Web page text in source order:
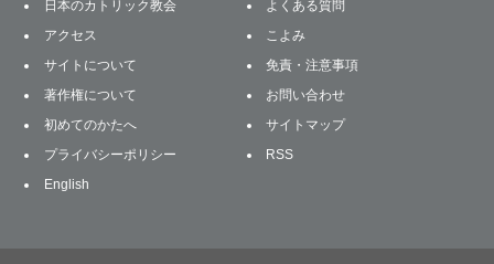
日本のカトリック教会
よくある質問
アクセス
こよみ
サイトについて
免責・注意事項
著作権について
お問い合わせ
初めてのかたへ
サイトマップ
プライバシーポリシー
RSS
English